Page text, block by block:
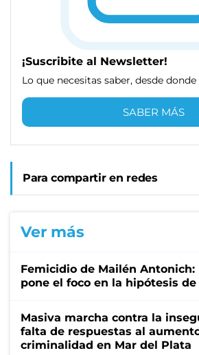
¡Suscribite al Newsletter!
Lo que necesitas saber, desde
SABER MÁS
Para compartir en redes
Ver más
Femicidio de Mailén Antonich:
pone el foco en la hipótesis
Masiva marcha contra la
falta de respuestas al
criminalidad en Mar del Plata